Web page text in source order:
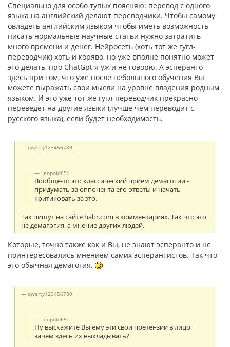
Специально для особо тупых поясняю: перевод с одного
языка на английский делают переводчики. Чтобы самому
овладеть английским языком чтобы иметь возможность
писать нормальные научные статьи нужно затратить
много времени и денег. Нейросеть (хоть тот же гугл-
переводчик) хоть и коряво, но уже вполне понятно может
это делать, про ChatGpt я уж и не говорю. А эсперанто
здесь при том, что уже после небольшого обучения Вы
можете выражать свои мысли на уровне владения родным
языком. И это уже тот же гугл-переводчик прекрасно
переведет на другие языки (лучше чем переводит с
русского языка), если будет необходимость.
qwerty123456789:
Leopold65:
Вообще-то это классический прием демагогии -
придумать за оппонента его ответы и начать
критиковать за это.
Так пишут на сайте habr.com в комментариях. Так что это
не демагогия, а мнение других людей.
Которые, точно также как и Вы, не знают эсперанто и не
поинтересовались мнением самих эсперантистов. Так что
это обычная демагогия.
qwerty123456789:
Leopold65:
Ну выскажите Вы ему эти свои претензии в лицо,
зачем здесь их выкладывать?